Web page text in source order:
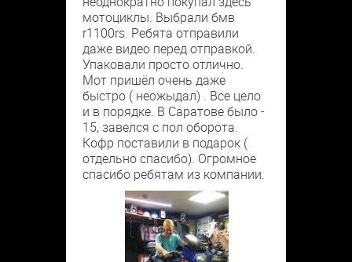
мотоциклы. Выбрали бмв
r1100rs. Ребята отправили
даже видео перед отправкой.
Упаковали просто отлично.
Мот пришёл очень даже
быстро ( неожыдал) . Все цело
и в порядке. В Саратове было -
15, завелся с пол оборота.
Кофр поставили в подарок (
отдельно спасибо). Огромное
спасибо ребятам из компании.